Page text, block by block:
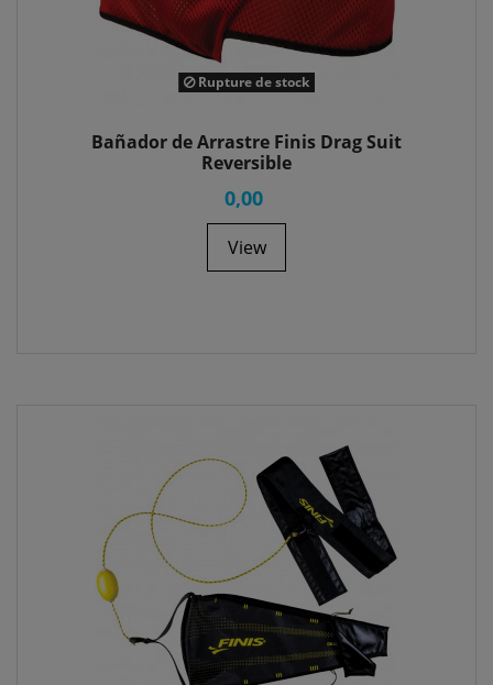
Rupture de stock
Bañador de Arrastre Finis Drag Suit
Reversible
0,00
View